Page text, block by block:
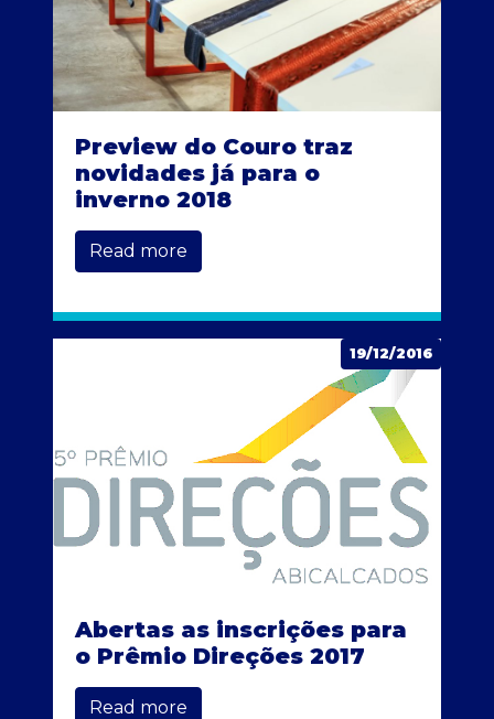
Preview do Couro traz
novidades já para o
inverno 2018
Read more
19/12/2016
Abertas as inscrições para
o Prêmio Direções 2017
Read more